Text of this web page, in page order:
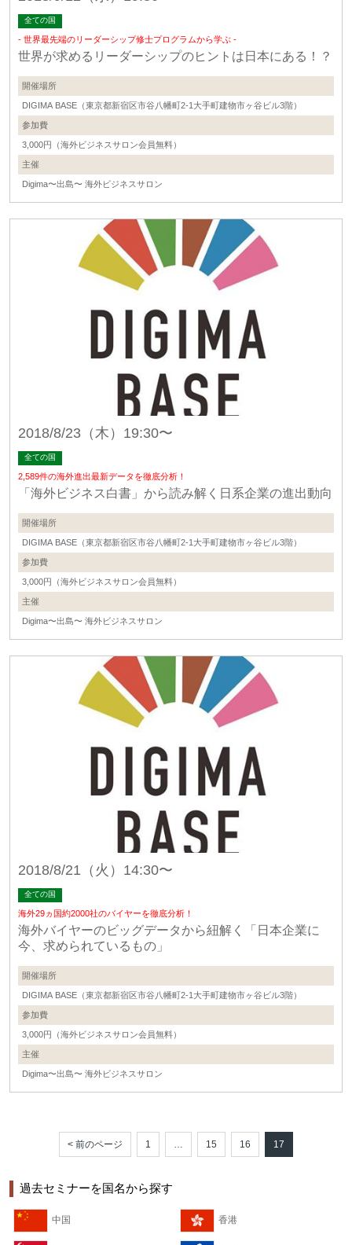
全ての国
- 世界最先端のリーダーシップ修士プログラムから学ぶ -
世界が求めるリーダーシップのヒントは日本にある！？
開催場所
DIGIMA BASE（東京都新宿区市谷八幡町2-1大手町建物市ヶ谷ビル3階）
参加費
3,000円（海外ビジネスサロン会員無料）
主催
Digima〜出島〜 海外ビジネスサロン
2018/8/23（木）19:30〜
全ての国
2,589件の海外進出最新データを徹底分析！
「海外ビジネス白書」から読み解く日系企業の進出動向
開催場所
DIGIMA BASE（東京都新宿区市谷八幡町2-1大手町建物市ヶ谷ビル3階）
参加費
3,000円（海外ビジネスサロン会員無料）
主催
Digima〜出島〜 海外ビジネスサロン
2018/8/21（火）14:30〜
全ての国
海外29ヵ国約2000社のバイヤーを徹底分析！
海外バイヤーのビッグデータから紐解く「日本企業に
今、求められているもの」
開催場所
DIGIMA BASE（東京都新宿区市谷八幡町2-1大手町建物市ヶ谷ビル3階）
参加費
3,000円（海外ビジネスサロン会員無料）
主催
Digima〜出島〜 海外ビジネスサロン
< 前のページ 1 … 15 16 17
過去セミナーを国名から探す
中国 香港